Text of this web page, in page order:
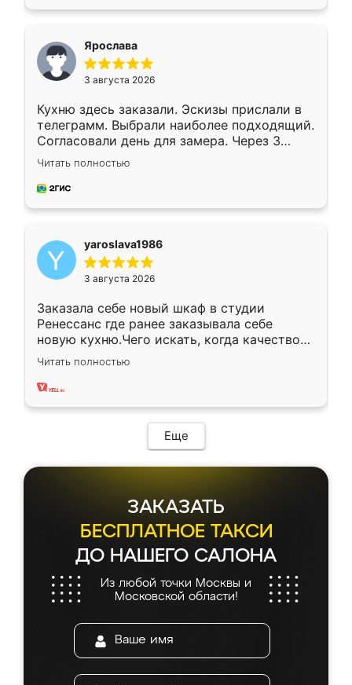
Ярослава
3 августа 2026
Кухню здесь заказали. Эскизы прислали в
телеграмм. Выбрали наиболее подходящий.
Согласовали день для замера. Через 3
недели кухня была уже готова. Остались
довольны работой. Спасибо Ренессанс
мебель за качественную работу!
Читать полностью
yaroslava1986
3 августа 2026
Заказала себе новый шкаф в студии
Ренессанс где ранее заказывала себе
новую кухню.Чего искать, когда качеством
вполне довольна. Служит кухня уже почти
два года, нареканий нет.
Читать полностью
Еще
ЗАКАЗАТЬ
БЕСПЛАТНОЕ ТАКСИ
ДО НАШЕГО САЛОНА
Из любой точки Москвы и
Московской области!